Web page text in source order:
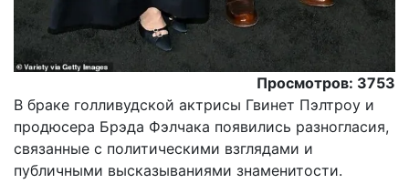
Просмотров: 3753
В браке голливудской актрисы Гвинет Пэлтроу и
продюсера Брэда Фэлчака появились разногласия,
связанные с политическими взглядами и
публичными высказываниями знаменитости.